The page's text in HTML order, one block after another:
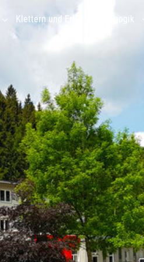
Submenu for "Gruppenhaus"
Klettern und Erlebnispädagogik